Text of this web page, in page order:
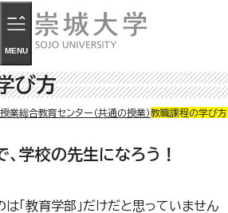
リンク
MENU
び方
業総合教育センター（共通の授業）教職課程の学び方
学校の先生になろう！
「教育学部」だけだと思っていません